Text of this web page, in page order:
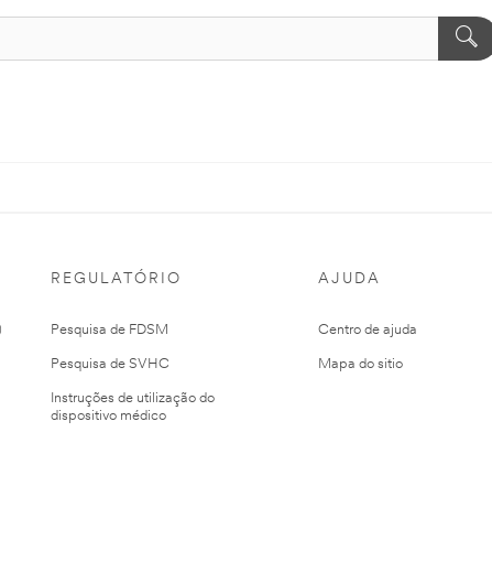
REGULATÓRIO
Pesquisa de FDSM
Pesquisa de SVHC
Instruções de utilização do
dispositivo médico
AJUDA
Centro de ajuda
Mapa do sitio